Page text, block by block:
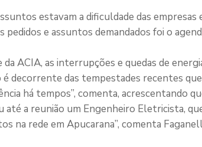
estavam a dificuldade das
pedidos e assuntos demandados foi o
ACIA, as interrupções e quedas de
decorrente das tempestades recentes
há tempos”, comenta, acrescentando
até a reunião um Engenheiro Eletricista,
na rede em Apucarana”, comenta